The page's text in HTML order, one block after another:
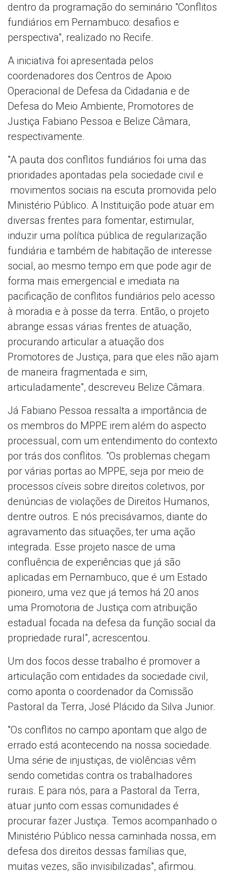
dentro da programação do seminário "Conflitos
fundiários em Pernambuco: desafios e
perspectiva", realizado no Recife.
A iniciativa foi apresentada pelos
coordenadores dos Centros de Apoio
Operacional de Defesa da Cidadania e de
Defesa do Meio Ambiente, Promotores de
Justiça Fabiano Pessoa e Belize Câmara,
respectivamente.
"A pauta dos conflitos fundiários foi uma das
prioridades apontadas pela sociedade civil e
movimentos sociais na escuta promovida pelo
Ministério Público. A Instituição pode atuar em
diversas frentes para fomentar, estimular,
induzir uma política pública de regularização
fundiária e também de habitação de interesse
social, ao mesmo tempo em que pode agir de
forma mais emergencial e imediata na
pacificação de conflitos fundiários pelo acesso
à moradia e à posse da terra. Então, o projeto
abrange essas várias frentes de atuação,
procurando articular a atuação dos
Promotores de Justiça, para que eles não ajam
de maneira fragmentada e sim,
articuladamente", descreveu Belize Câmara.
Já Fabiano Pessoa ressalta a importância de
os membros do MPPE irem além do aspecto
processual, com um entendimento do contexto
por trás dos conflitos. "Os problemas chegam
por várias portas ao MPPE, seja por meio de
processos cíveis sobre direitos coletivos, por
denúncias de violações de Direitos Humanos,
dentre outros. E nós precisávamos, diante do
agravamento das situações, ter uma ação
integrada. Esse projeto nasce de uma
confluência de experiências que já são
aplicadas em Pernambuco, que é um Estado
pioneiro, uma vez que já temos há 20 anos
uma Promotoria de Justiça com atribuição
estadual focada na defesa da função social da
propriedade rural", acrescentou.
Um dos focos desse trabalho é promover a
articulação com entidades da sociedade civil,
como aponta o coordenador da Comissão
Pastoral da Terra, José Plácido da Silva Junior.
"Os conflitos no campo apontam que algo de
errado está acontecendo na nossa sociedade.
Uma série de injustiças, de violências vêm
sendo cometidas contra os trabalhadores
rurais. E para nós, para a Pastoral da Terra,
atuar junto com essas comunidades é
procurar fazer Justiça. Temos acompanhado o
Ministério Público nessa caminhada nossa, em
defesa dos direitos dessas famílias que,
muitas vezes, são invisibilizadas", afirmou.